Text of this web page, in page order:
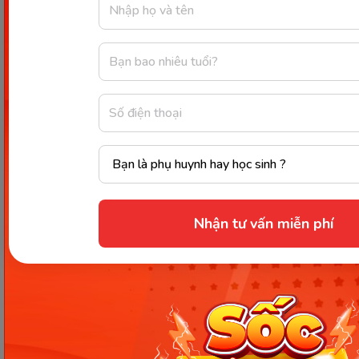
Nhận tư vấn miễn phí
sữa ở phía trên. Cụ thể, các loại thực phẩm mà mẹ
Chất kích thích:Trà, cà phê, bia, rượu, nước
tăng lực,... Tuy nhiên, mẹ nên hạn chế uống
bia, rượu và các loại nước có chứa cồn để bảo
vệ sức khỏe.
Thực phẩm cay, nóng:
mì gói, tỏi, ớt, tiêu,
Bên cạnh đó còn có các loạithực phẩm khác
Ngoài ra, điều kiện để người mẹ có thể sử dụng
cách thức này đó là đã hoàn toàn thôi cho con bú
sữa. Bởi vì các thực phẩm và chất kích thích này
đều chưa phù hợp, hoặc đúng hơn là có thể gây hại